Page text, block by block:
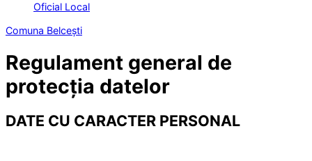
Oficial Local
Comuna Belcești
Regulament general de
protecția datelor
DATE CU CARACTER PERSONAL